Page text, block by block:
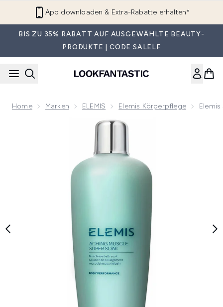
App downloaden & Extra-Rabatte erhalten*
BIS ZU 35% RABATT AUF AUSGEWÄHLTE BEAUTY-
PRODUKTE | CODE SALELF
Home Marken ELEMIS Elemis Körperpflege
Now showing image 1 Elemis schmerzende Muskeln Super-